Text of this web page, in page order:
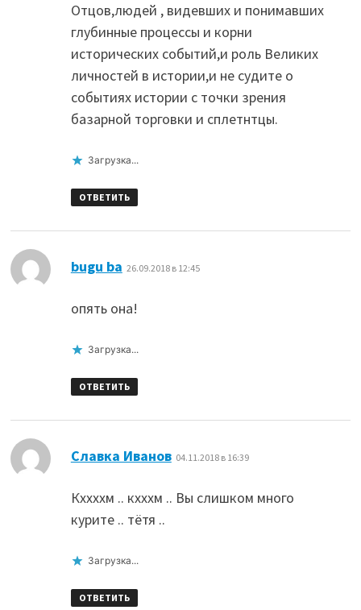
Отцов,людей , видевших и понимавших
глубинные процессы и корни
исторических событий,и роль Великих
личностей в истории,и не судите о
событиях истории с точки зрения
базарной торговки и сплетнтцы.
Загрузка...
ОТВЕТИТЬ
bugu ba 26.09.2018 в 12:45
опять она!
Загрузка...
ОТВЕТИТЬ
Славка Иванов: 04.11.2018 в 16:39
Кххххм .. кхххм .. Вы слишком много
курите .. тётя ..
Загрузка...
ОТВЕТИТЬ